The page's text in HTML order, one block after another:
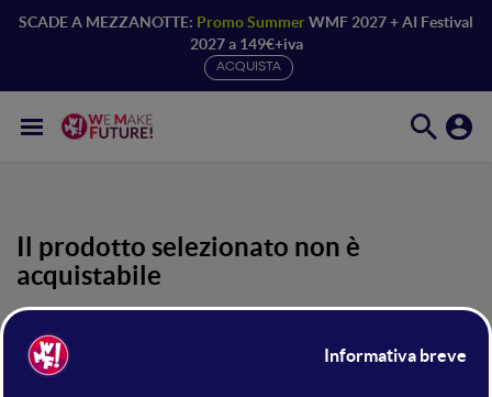
SCADE A MEZZANOTTE: Promo SummerWMF 2027 + AI Festival
2027 a 149€+iva
ACQUISTA
Il prodotto selezionato non è
acquistabile
accedere ai contenuti riservati agli iscritti oppure scegli
uno dei prodotti in vendita di seguito.